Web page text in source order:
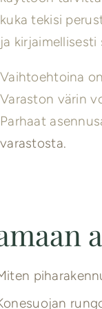
kuka tekisi
ja
Vaihtoehtoina
Varaston värin
Parhaat
varastosta.